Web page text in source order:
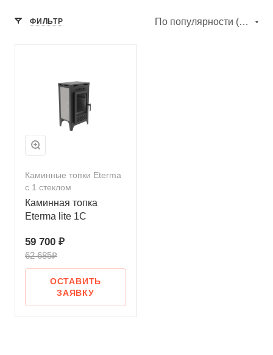
ФИЛЬТР По популярности (убывание)
Каминные топки Eterma
с 1 стеклом
Каминная топка
Eterma lite 1С
59 700 ₽
62 685₽
ОСТАВИТЬ
ЗАЯВКУ